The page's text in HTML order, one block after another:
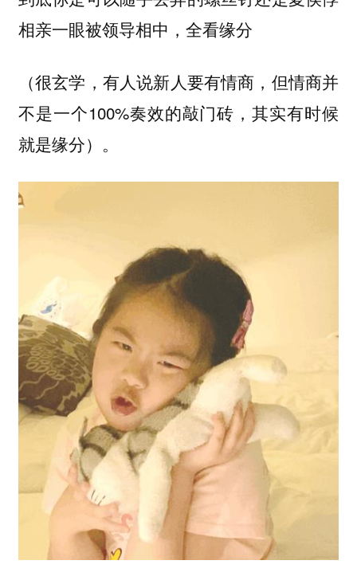
相亲一眼被领导相中，全看缘分
（很玄学，有人说新人要有情商，但情商并
不是一个100%奏效的敲门砖，其实有时候
就是缘分） 。